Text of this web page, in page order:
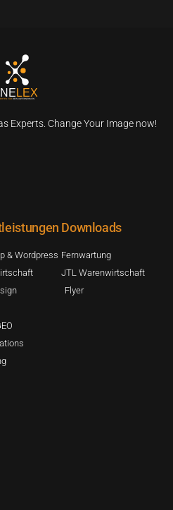
Experts. Change Your Image now!
& Wordpress
Downloads
Fernwartung
JTL Warenwirtschaft
Flyer